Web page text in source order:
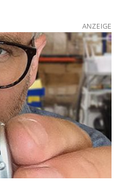
ANZEIGE